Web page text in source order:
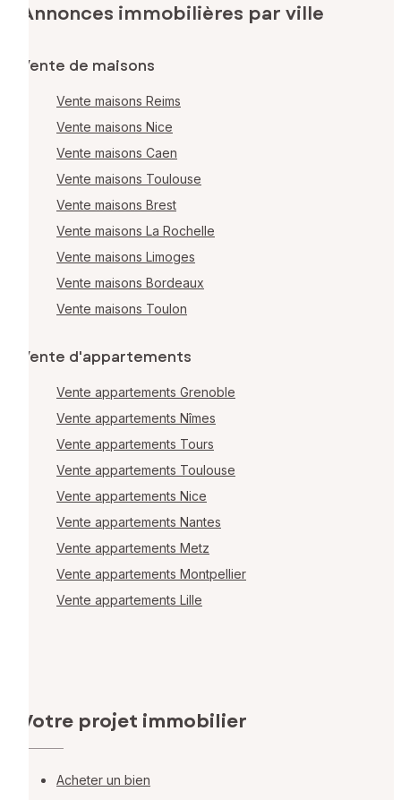
Annonces immobilières par ville
Vente de maisons
Vente maisons Reims
Vente maisons Nice
Vente maisons Caen
Vente maisons Toulouse
Vente maisons Brest
Vente maisons La Rochelle
Vente maisons Limoges
Vente maisons Bordeaux
Vente maisons Toulon
Vente d'appartements
Vente appartements Grenoble
Vente appartements Nîmes
Vente appartements Tours
Vente appartements Toulouse
Vente appartements Nice
Vente appartements Nantes
Vente appartements Metz
Vente appartements Montpellier
Vente appartements Lille
Votre projet immobilier
Acheter un bien